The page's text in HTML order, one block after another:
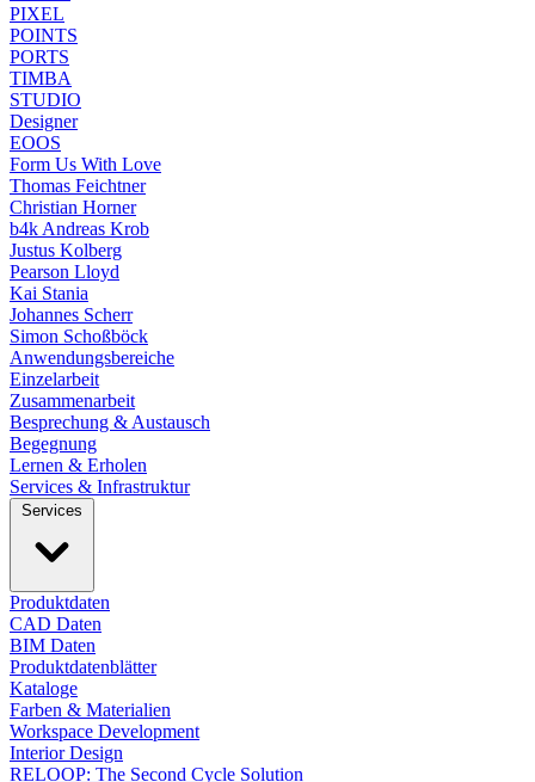
PIXEL
POINTS
PORTS
TIMBA
STUDIO
Designer
EOOS
Form Us With Love
Thomas Feichtner
Christian Horner
b4k Andreas Krob
Justus Kolberg
Pearson Lloyd
Kai Stania
Johannes Scherr
Simon Schoßböck
Anwendungsbereiche
Einzelarbeit
Zusammenarbeit
Besprechung & Austausch
Begegnung
Lernen & Erholen
Services & Infrastruktur
Services
Produktdaten
CAD Daten
BIM Daten
Produktdatenblätter
Kataloge
Farben & Materialien
Workspace Development
Interior Design
RELOOP: The Second Cycle Solution